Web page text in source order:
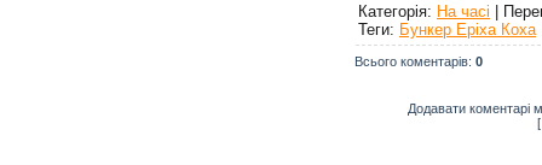
Категорія: На часі |
Теги: Бункер Еріха Коха
Всього коментарів: 0
Додавати коментарі